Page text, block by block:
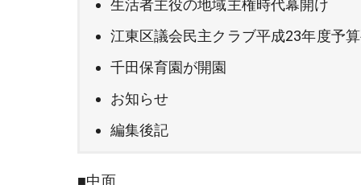
生活者主役の地域主権時代幕開け
江東区議会民主クラブ平成23年度予
千田保育園が開園
お知らせ
編集後記
■中面